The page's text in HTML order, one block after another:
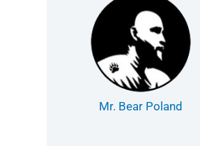
Mr. Bear Poland